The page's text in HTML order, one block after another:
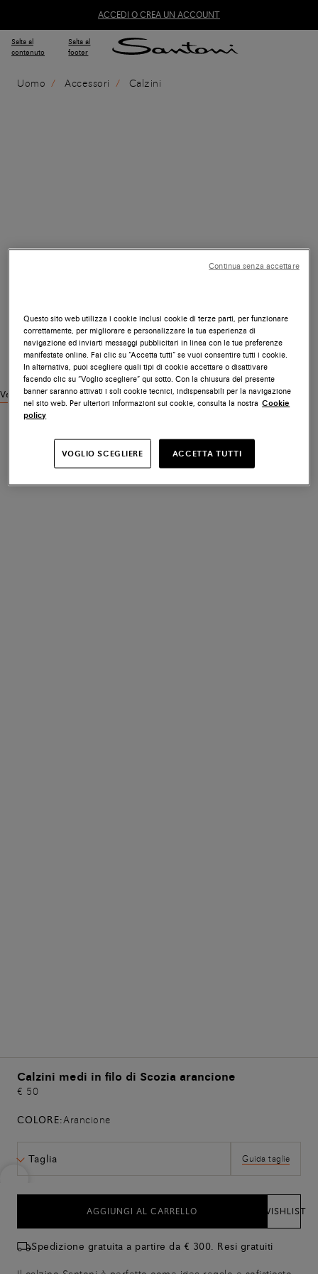
ACCEDI O CREA UN ACCOUNT
Salta al
contenuto
Salta al
footer
Uomo Accessori Calzini
Vedi prodotti simili
Calzini medi in filo di Scozia arancione
€ 50
COLORE:Arancione
Taglia Guida taglie
AGGIUNGI AL CARRELLO WISHLIST
Spedizione gratuita a partire da € 300. Resi gratuiti
Questo sito web utilizza i cookie inclusi cookie di terze parti, per funzionare
correttamente, per migliorare e personalizzare la tua esperienza di
navigazione ed inviarti messaggi pubblicitari in linea con le tue preferenze
manifestate online. Fai clic su “Accetta tutti” se vuoi consentire tutti i cookie.
In alternativa, puoi scegliere quali tipi di cookie accettare o disattivare
facendo clic su “Voglio scegliere” qui sotto. Con la chiusura del presente
banner saranno attivati i soli cookie tecnici, indispensabili per la navigazione
nel sito web. Per ulteriori informazioni sui cookie, consulta la nostra Cookie
policy
VOGLIO SCEGLIERE ACCETTA TUTTI
Continua senza accettare